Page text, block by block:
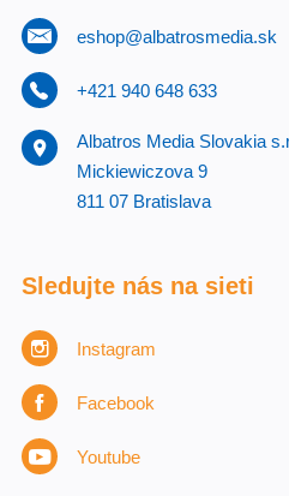
eshop@albatrosmedia.sk
+421 940 648 633
Albatros Media Slovakia
Mickiewiczova 9
811 07 Bratislava
Sledujte nás na sieti
Instagram
Facebook
Youtube